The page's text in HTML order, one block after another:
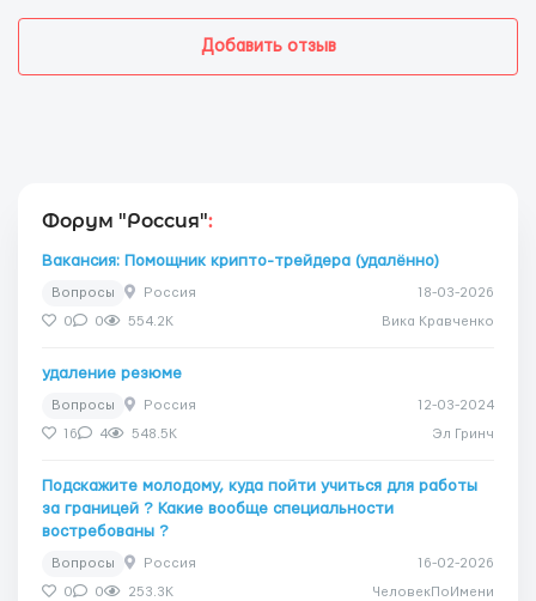
Добавить отзыв
Форум "Россия":
Вакансия: Помощник крипто-трейдера (удалённо)
Вопросы Россия 18-03-2026
0 0 554.2K Вика Кравченко
удаление резюме
Вопросы Россия 12-03-2024
16 4 548.5K Эл Гринч
Подскажите молодому, куда пойти учиться для работы
за границей ? Какие вообще специальности
востребованы ?
Вопросы Россия 16-02-2026
0 0 253.3K ЧеловекПоИмени